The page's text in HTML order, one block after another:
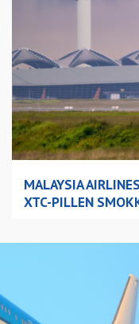
MALAYSIA
XTC-PILLEN